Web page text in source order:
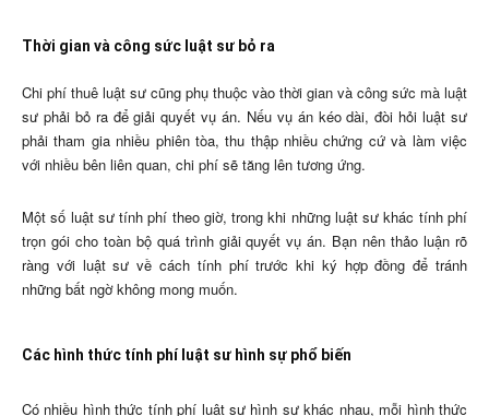
Thời gian và công sức luật sư bỏ ra
Chi phí thuê luật sư cũng phụ thuộc vào thời gian và công sức mà luật
sư phải bỏ ra để giải quyết vụ án. Nếu vụ án kéo dài, đòi hỏi luật sư
phải tham gia nhiều phiên tòa, thu thập nhiều chứng cứ và làm việc
với nhiều bên liên quan, chi phí sẽ tăng lên tương ứng.
Một số luật sư tính phí theo giờ, trong khi những luật sư khác tính phí
trọn gói cho toàn bộ quá trình giải quyết vụ án. Bạn nên thảo luận rõ
ràng với luật sư về cách tính phí trước khi ký hợp đồng để tránh
những bất ngờ không mong muốn.
Các hình thức tính phí luật sư hình sự phổ biến
Có nhiều hình thức tính phí luật sư hình sự khác nhau, mỗi hình thức